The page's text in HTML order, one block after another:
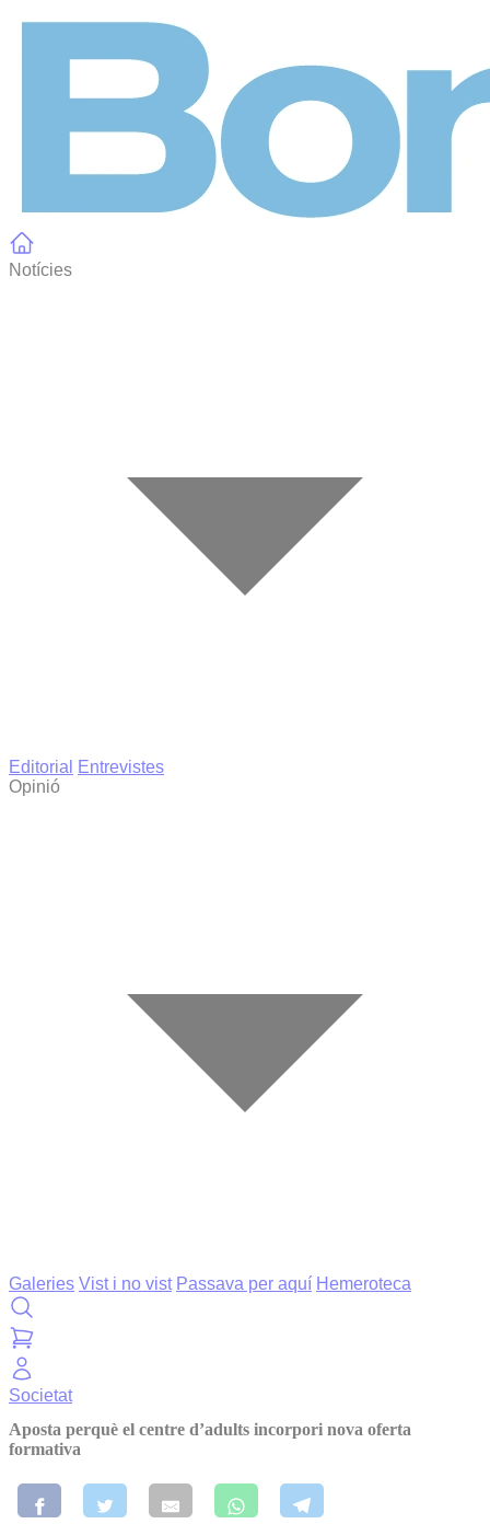
Notícies
Editorial
Entrevistes
Opinió
Galeries Vist i no vist Passava per aquí Hemeroteca
Societat
Aposta perquè el centre d’adults incorpori nova oferta
formativa